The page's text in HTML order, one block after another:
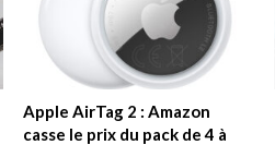
Apple AirTag 2 : Amazon
casse le prix du pack de 4 à